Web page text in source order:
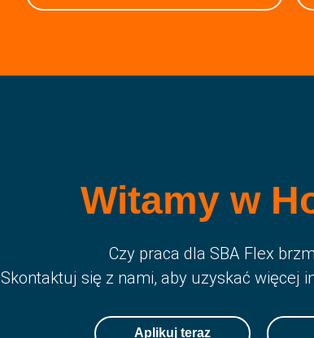
Witamy w
Czy praca dla SBA Flex
Skontaktuj się z nami, aby uzyskać więcej
Aplikuj teraz